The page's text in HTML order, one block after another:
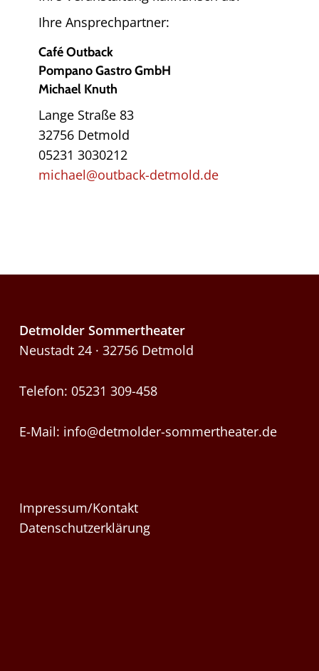
Ihre Ansprechpartner:
Café Outback
Pompano Gastro GmbH
Michael Knuth
Lange Straße 83
32756 Detmold
05231 3030212
michael@outback-detmold.de
Detmolder Sommertheater
Neustadt 24 · 32756 Detmold
Telefon: 05231 309-458
E-Mail: info@detmolder-sommertheater.de
Impressum/Kontakt
Datenschutzerklärung